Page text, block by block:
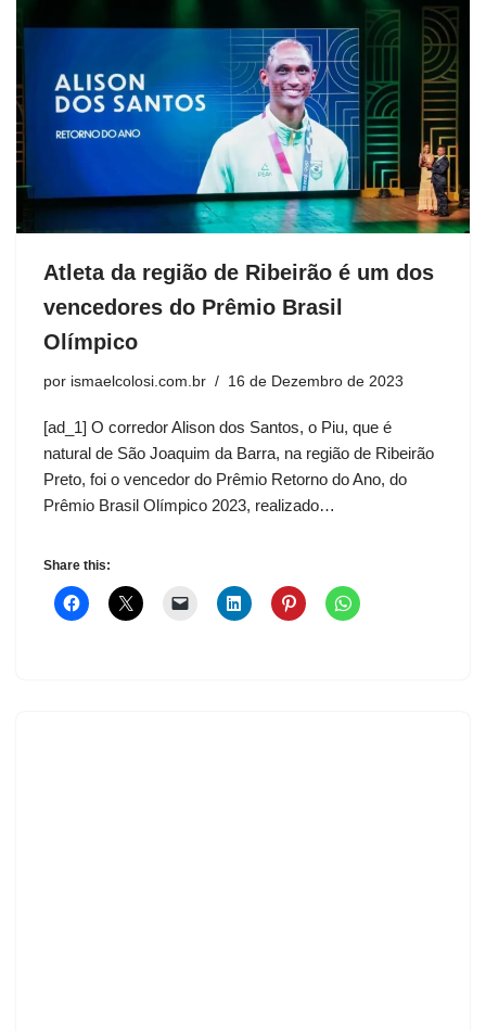
Atleta da região de Ribeirão é um dos
vencedores do Prêmio Brasil
Olímpico
por ismaelcolosi.com.br 16 de Dezembro de 2023
[ad_1] O corredor Alison dos Santos, o Piu, que é
natural de São Joaquim da Barra, na região de Ribeirão
Preto, foi o vencedor do Prêmio Retorno do Ano, do
Prêmio Brasil Olímpico 2023, realizado…
Share this: